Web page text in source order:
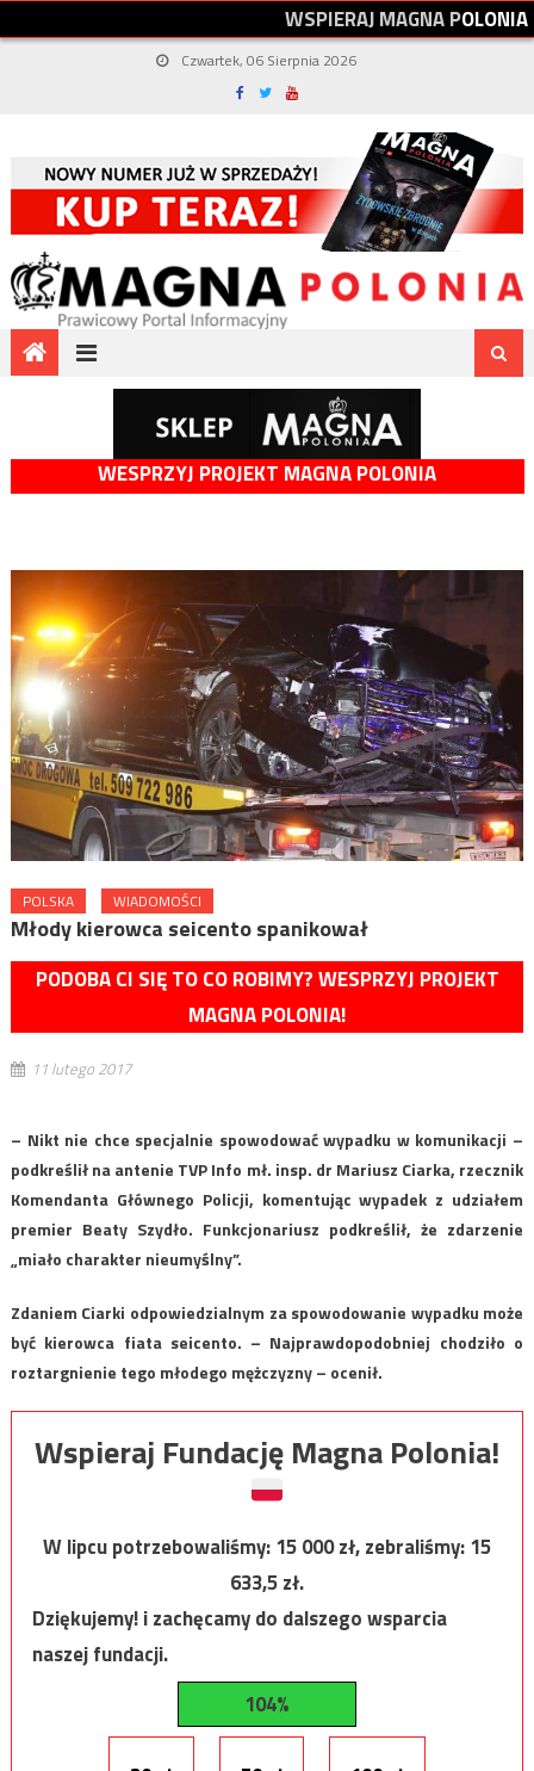
WSPIERAJMAGNAPOLONIA
Czwartek, 06 Sierpnia 2026
WESPRZYJ PROJEKT MAGNA POLONIA
POLSKA WIADOMOŚCI
Młody kierowca seicento spanikował
PODOBA CI SIĘ TO CO ROBIMY? WESPRZYJ PROJEKT
MAGNA POLONIA!
11 lutego 2017
– Nikt nie chce specjalnie spowodować wypadku w komunikacji –
podkreślił na antenie TVP Info mł. insp. dr Mariusz Ciarka, rzecznik
Komendanta Głównego Policji, komentując wypadek z udziałem
premier Beaty Szydło. Funkcjonariusz podkreślił, że zdarzenie
„miało charakter nieumyślny”.
Zdaniem Ciarki odpowiedzialnym za spowodowanie wypadku może
być kierowca fiata seicento. – Najprawdopodobniej chodziło o
roztargnienie tego młodego mężczyzny – ocenił.
Wspieraj Fundację Magna Polonia!
W lipcu potrzebowaliśmy:15 000zł, zebraliśmy:15
633,5zł.
Dziękujemy! i zachęcamy do dalszego wsparcia
naszej fundacji.
104%